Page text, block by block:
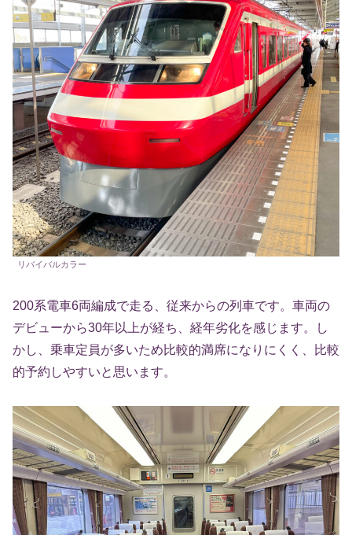
リバイバルカラー
200系電車6両編成で走る、従来からの列車です。車両の
デビューから30年以上が経ち、経年劣化を感じます。し
かし、乗車定員が多いため比較的満席になりにくく、比較
的予約しやすいと思います。